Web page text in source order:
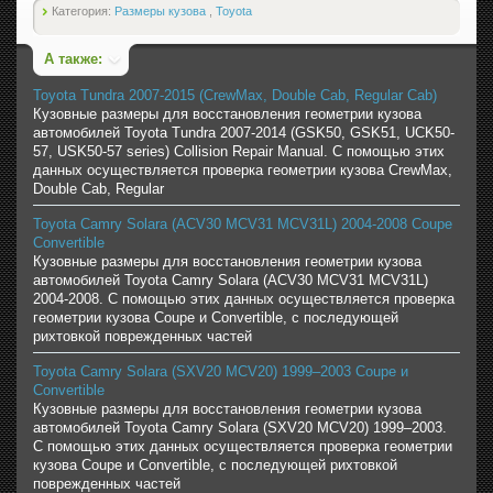
Категория: Размеры кузова Toyota
А также:
Toyota Tundra 2007-2015 (CrewMax, Double Cab, Regular Cab)
Кузовные размеры для восстановления геометрии кузова
автомобилей Toyota Tundra 2007-2014 (GSK50, GSK51, UCK50-
57, USK50-57 series) Collision Repair Manual. С помощью этих
данных осуществляется проверка геометрии кузова CrewMax,
Double Cab, Regular
Toyota Camry Solara (ACV30 MCV31 MCV31L) 2004-2008 Coupe
Convertible
Кузовные размеры для восстановления геометрии кузова
автомобилей Toyota Camry Solara (ACV30 MCV31 MCV31L)
2004-2008. С помощью этих данных осуществляется проверка
геометрии кузова Coupe и Convertible, с последующей
рихтовкой поврежденных частей
Toyota Camry Solara (SXV20 MCV20) 1999–2003 Coupe и
Convertible
Кузовные размеры для восстановления геометрии кузова
автомобилей Toyota Camry Solara (SXV20 MCV20) 1999–2003.
С помощью этих данных осуществляется проверка геометрии
кузова Coupe и Convertible, с последующей рихтовкой
поврежденных частей